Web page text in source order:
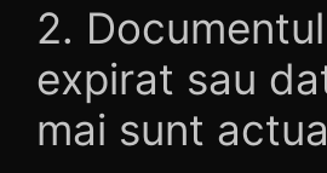
2.
expirat sau
mai sunt